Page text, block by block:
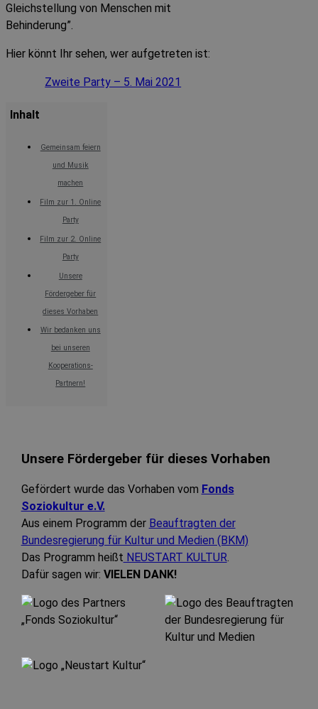
Gleichstellung von Menschen mit
Behinderung”.
Hier könnt Ihr sehen, wer aufgetreten ist:
Zweite Party – 5. Mai 2021
Inhalt
Gemeinsam feiern
und Musik
machen
Film zur 1. Online
Party
Film zur 2. Online
Party
Unsere
Fördergeber für
dieses Vorhaben
Wir bedanken uns
bei unseren
Kooperations-
Partnern!
Unsere Fördergeber für dieses Vorhaben
Gefördert wurde das Vorhaben vom Fonds
Soziokultur e.V.
Aus einem Programm der Beauftragten der
Bundesregierung für Kultur und Medien (BKM)
Das Programm heißt NEUSTART KULTUR
Dafür sagen wir: VIELEN DANK!